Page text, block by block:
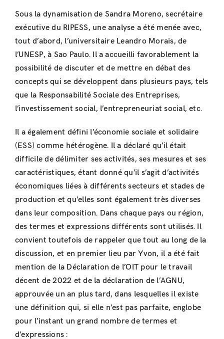
Sous la dynamisation de Sandra Moreno, secrétaire
exécutive du RIPESS, une analyse a été menée avec,
tout d’abord, l’universitaire Leandro Morais, de
l’UNESP, à Sao Paulo. Il a accueilli favorablement la
possibilité de discuter et de mettre en débat des
concepts qui se développent dans plusieurs pays, tels
que la Responsabilité Sociale des Entreprises,
l’investissement social, l’entrepreneuriat social, etc.
Il a également défini l’économie sociale et solidaire
(ESS) comme hétérogène. Il a déclaré qu’il était
difficile de délimiter ses activités, ses mesures et ses
caractéristiques, étant donné qu’il s’agit d’activités
économiques liées à différents secteurs et stades de
production et qu’elles sont également très diverses
dans leur composition. Dans chaque pays ou région,
des termes et expressions différents sont utilisés. Il
convient toutefois de rappeler que tout au long de la
discussion, et en premier lieu par Yvon, il a été fait
mention de la Déclaration de l’OIT pour le travail
décent de 2022 et de la déclaration de l’AGNU,
approuvée un an plus tard, dans lesquelles il existe
une définition qui, si elle n’est pas parfaite, englobe
pour l’instant un grand nombre de termes et
d’expressions :